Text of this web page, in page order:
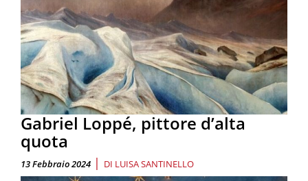
Gabriel Loppé, pittore d’alta
quota
13 Febbraio 2024 | DI LUISA SANTINELLO